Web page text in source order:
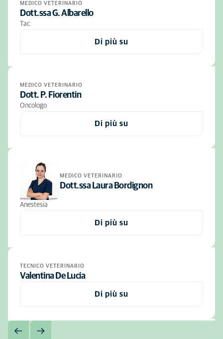
MEDICO VETERINARIO
Dott.ssa G. Albarello
Tac
Di più su
MEDICO VETERINARIO
Dott. P. Fiorentin
Oncologo
Di più su
MEDICO VETERINARIO
Dott.ssa Laura Bordignon
Anestesia
Di più su
TECNICO VETERINARIO
Valentina De Lucia
Di più su